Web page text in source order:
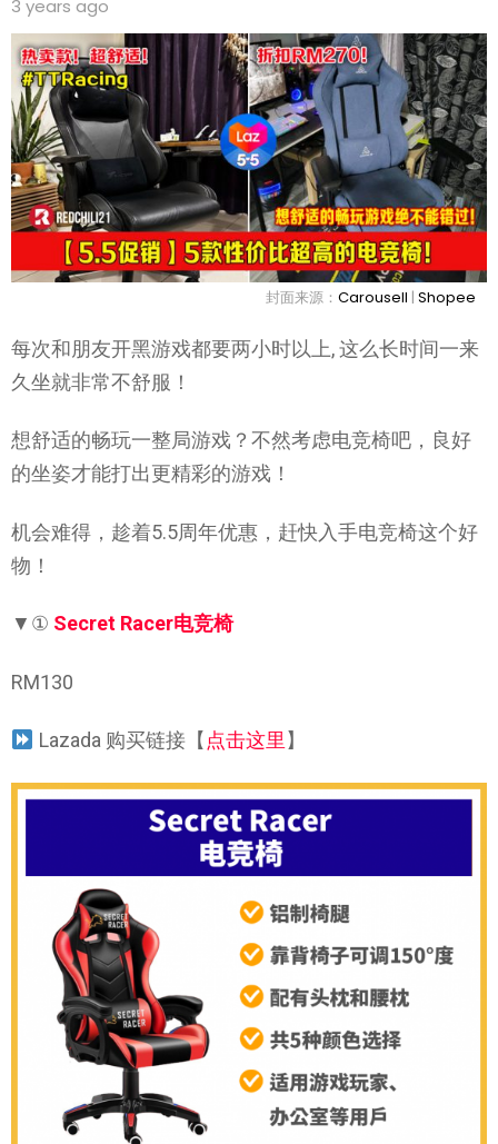
3 years ago
封面来源： Carousell | Shopee
每次和朋友开黑游戏都要两小时以上, 这么长时间一来
久坐就非常不舒服！
想舒适的畅玩一整局游戏？不然考虑电竞椅吧， 良好
的坐姿才能打出更精彩的游戏！
机会难得，趁着5.5周年优惠，赶快入手电竞椅这个好
物！
▼① Secret Racer电竞椅
RM130
Lazada 购买链接【 点击这里 】